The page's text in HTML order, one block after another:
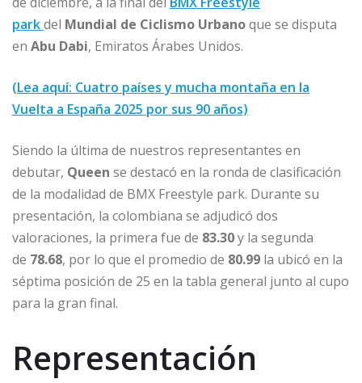
parkdel Mundial de Ciclismo Urbanoque se disputa
en Abu Dabi, Emiratos Árabes Unidos.
(Lea aquí: Cuatro países y mucha montaña en la
Vuelta a España 2025 por sus 90 años)
Siendo la última de nuestros representantes en
debutar, Queen se destacó en la ronda de clasificación
de la modalidad de BMX Freestyle park. Durante su
presentación, la colombiana se adjudicó dos
valoraciones, la primera fue de 83.30y la segunda
de 78.68, por lo que el promedio de 80.99 la ubicó en la
séptima posición de 25 en la tabla general junto al cupo
para la gran final.
Representación